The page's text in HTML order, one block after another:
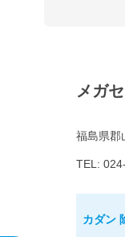
メガ
福島県郡
TEL:
カダン